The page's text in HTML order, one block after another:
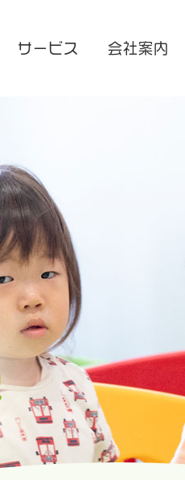
サービス
応型児童発達支援
デイサービス
あまね
会社案内